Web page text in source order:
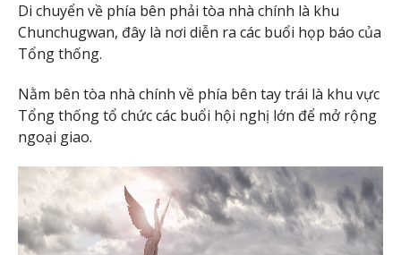
Di chuyển về phía bên phải tòa nhà chính là khu
Chunchugwan, đây là nơi diễn ra các buổi họp báo của
Tổng thống.
Nằm bên tòa nhà chính về phía bên tay trái là khu vực
Tổng thống tổ chức các buổi hội nghị lớn để mở rộng
ngoại giao.